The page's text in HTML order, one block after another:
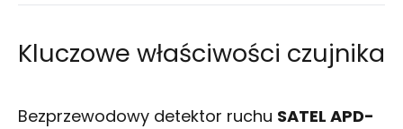
Kluczowe właściwości czujnika
Bezprzewodowy detektor ruchu SATEL APD-